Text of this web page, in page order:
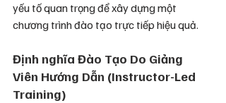
yếu tố quan trọng để xây dựng một
chương trình đào tạo trực tiếp hiệu quả.
Định nghĩa Đào Tạo Do Giảng
Viên Hướng Dẫn (Instructor-Led
Training)